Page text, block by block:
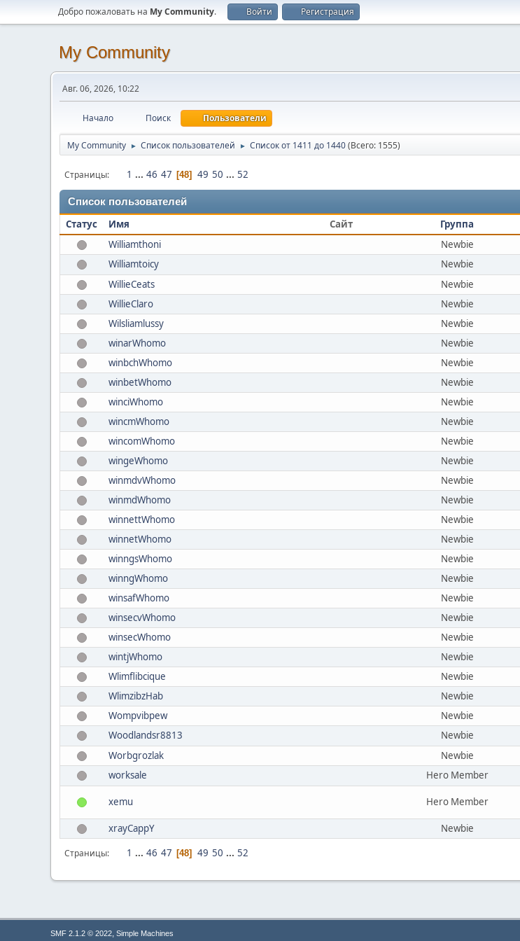
Добро пожаловать на My Community. Войти Регистрация
My Community
Авг. 06, 2026, 10:22
Начало Поиск Пользователи
My Community ► Список пользователей ► Список от 1411 до 1440(Всего: 1555)
Страницы 1 ... 46 47 48 49 50 ... 52
Список пользователей
Статус Имя Сайт Группа
Williamthoni
Newbie
Williamtoicy
Newbie
WillieCeats
Newbie
WillieClaro
Newbie
Wilsliamlussy
Newbie
winarWhomo
Newbie
winbchWhomo
Newbie
winbetWhomo
Newbie
winciWhomo
Newbie
wincmWhomo
Newbie
wincomWhomo
Newbie
wingeWhomo
Newbie
winmdvWhomo
Newbie
winmdWhomo
Newbie
winnettWhomo
Newbie
winnetWhomo
Newbie
winngsWhomo
Newbie
winngWhomo
Newbie
winsafWhomo
Newbie
winsecvWhomo
Newbie
winsecWhomo
Newbie
wintjWhomo
Newbie
Wlimflibcique
Newbie
WlimzibzHab
Newbie
Wompvibpew
Newbie
Woodlandsr8813
Newbie
Worbgrozlak
Newbie
worksale
Hero Member
xemu Hero Member
xrayCappY
Newbie
Страницы 1 ... 46 47 48 49 50 ... 52
SMF 2.1.2 © 2022, Simple Machines